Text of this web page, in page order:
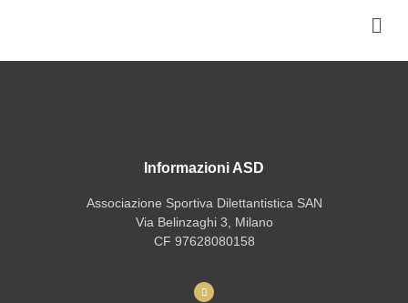
Informazioni ASD
Associazione Sportiva Dilettantistica SAN
Via Belinzaghi 3, Milano
CF 97628080158